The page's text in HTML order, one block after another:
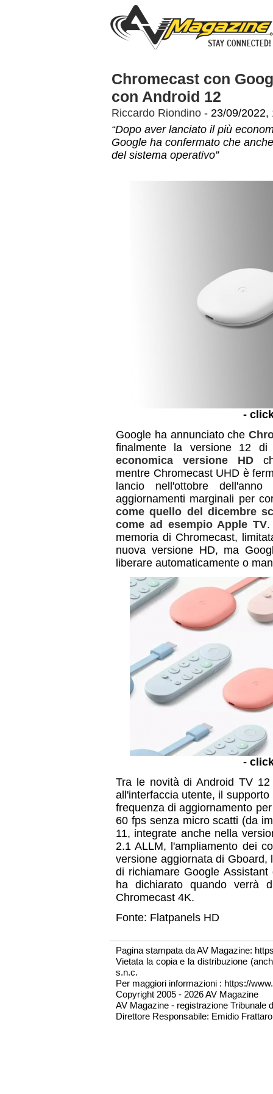
Chromecast con
con Android 12
Riccardo Riondino - 23/09/2022,
“Dopo aver lanciato il più
Google ha confermato che
del sistema operativo”
-
Google ha annunciato che
finalmente la versione 12
economica versione HD
mentre Chromecast UHD è
lancio nell'ottobre
aggiornamenti marginali per
come quello del dicembre
come ad esempio Apple TV.
memoria di Chromecast,
nuova versione HD, ma
liberare automaticamente o
-
Tra le novità di Android TV
all'interfaccia utente, il
frequenza di aggiornamento
60 fps senza micro scatti (da
11, integrate anche nella
2.1 ALLM, l'ampliamento dei
versione aggiornata di
di richiamare Google
ha dichiarato quando verrà
Chromecast 4K.
Fonte: Flatpanels HD
Pagina stampata da AV Magazine:
Vietata la copia e la distribuzione
s.n.c.
Per maggiori informazioni : https://
Copyright 2005 - 2026 AV Magazine
AV Magazine - registrazione Tribunale
Direttore Responsabile: Emidio